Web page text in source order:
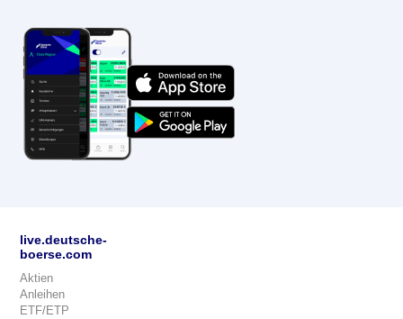
live.deutsche-
boerse.com
Aktien
Anleihen
ETF/ETP